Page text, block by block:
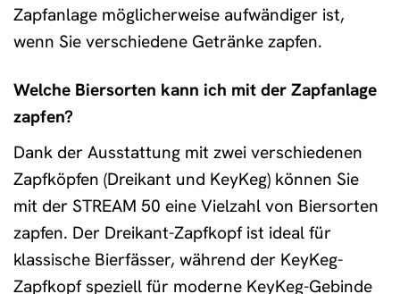
Zapfanlage möglicherweise aufwändiger ist,
wenn Sie verschiedene Getränke zapfen.
Welche Biersorten kann ich mit der Zapfanlage
zapfen?
Dank der Ausstattung mit zwei verschiedenen
Zapfköpfen (Dreikant und KeyKeg) können Sie
mit der STREAM 50 eine Vielzahl von Biersorten
zapfen. Der Dreikant-Zapfkopf ist ideal für
klassische Bierfässer, während der KeyKeg-
Zapfkopf speziell für moderne KeyKeg-Gebinde